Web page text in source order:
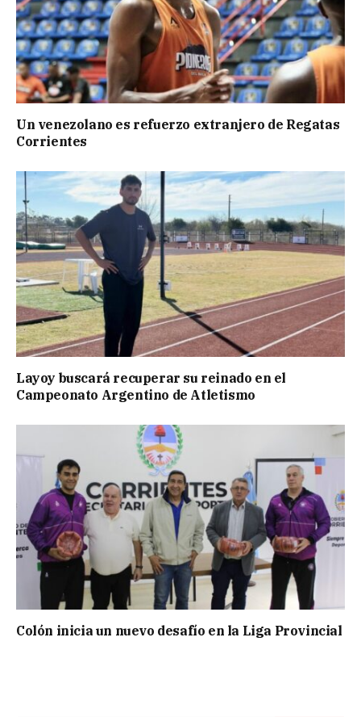
Un venezolano es refuerzo extranjero de Regatas
Corrientes
Layoy buscará recuperar su reinado en el
Campeonato Argentino de Atletismo
Colón inicia un nuevo desafío en la Liga Provincial